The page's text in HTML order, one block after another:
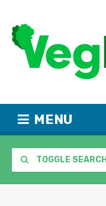
MENU
TOGGLE SEARCH